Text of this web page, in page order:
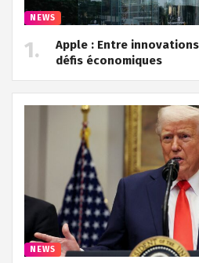
NEWS
Apple : Entre
défis économiques
NEWS